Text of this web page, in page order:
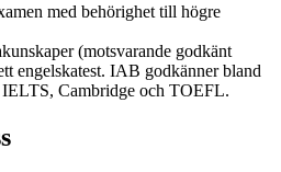
med behörighet till högre
(motsvarande godkänt
engelskatest. IAB godkänner bland
Cambridge och TOEFL.